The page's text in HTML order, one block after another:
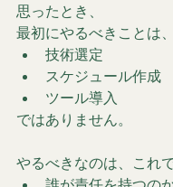
思ったとき、
最初にやるべきことは、
技術選定
スケジュール作成
ツール導入
ではありません。
やるべきなのは、これで